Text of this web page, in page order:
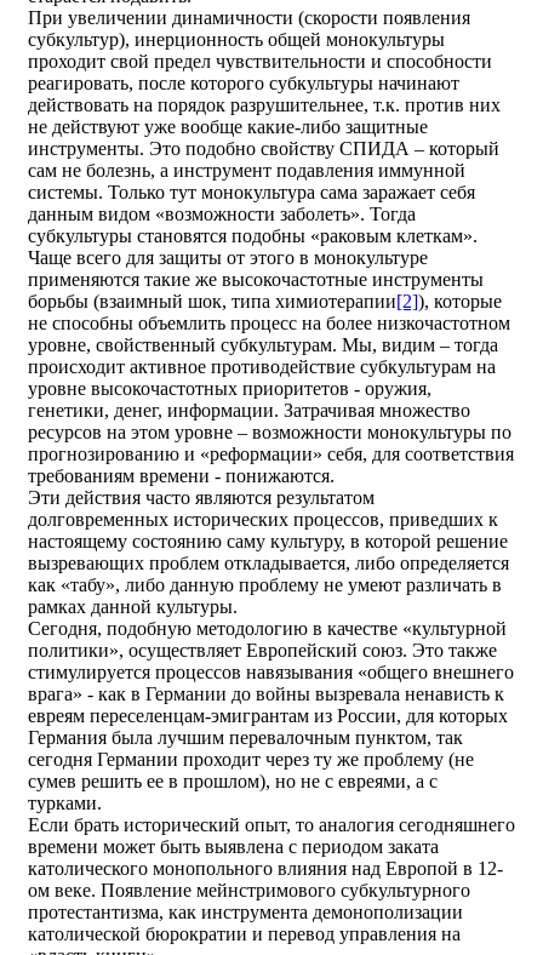
При увеличении динамичности (скорости появления
субкультур), инерционность общей монокультуры
проходит свой предел чувствительности и способности
реагировать, после которого субкультуры начинают
действовать на порядок разрушительнее, т.к. против них
не действуют уже вообще какие-либо защитные
инструменты. Это подобно свойству СПИДА – который
сам не болезнь, а инструмент подавления иммунной
системы. Только тут монокультура сама заражает себя
данным видом «возможности заболеть». Тогда
субкультуры становятся подобны «раковым клеткам».
Чаще всего для защиты от этого в монокультуре
применяются такие же высокочастотные инструменты
борьбы (взаимный шок, типа химиотерапии[2]), которые
не способны объемлить процесс на более низкочастотном
уровне, свойственный субкультурам. Мы, видим – тогда
происходит активное противодействие субкультурам на
уровне высокочастотных приоритетов - оружия,
генетики, денег, информации. Затрачивая множество
ресурсов на этом уровне – возможности монокультуры по
прогнозированию и «реформации» себя, для соответствия
требованиям времени - понижаются.
Эти действия часто являются результатом
долговременных исторических процессов, приведших к
настоящему состоянию саму культуру, в которой решение
вызревающих проблем откладывается, либо определяется
как «табу», либо данную проблему не умеют различать в
рамках данной культуры.
Сегодня, подобную методологию в качестве «культурной
политики», осуществляет Европейский союз. Это также
стимулируется процессов навязывания «общего внешнего
врага» - как в Германии до войны вызревала ненависть к
евреям переселенцам-эмигрантам из России, для которых
Германия была лучшим перевалочным пунктом, так
сегодня Германии проходит через ту же проблему (не
сумев решить ее в прошлом), но не с евреями, а с
турками.
Если брать исторический опыт, то аналогия сегодняшнего
времени может быть выявлена с периодом заката
католического монопольного влияния над Европой в 12-
ом веке. Появление мейнстримового субкультурного
протестантизма, как инструмента демонополизации
католической бюрократии и перевод управления на